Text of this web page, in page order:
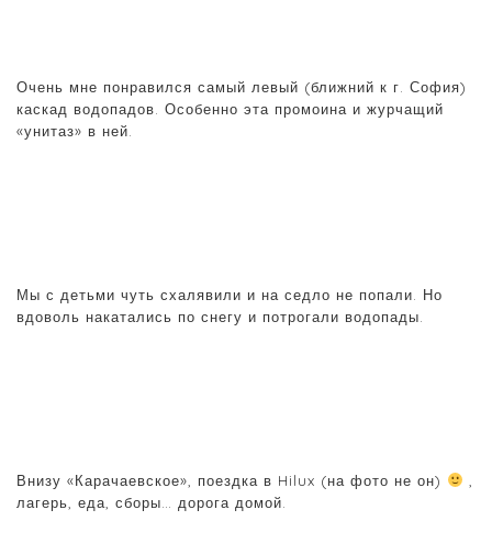
Очень мне понравился самый левый (ближний к г. София)
каскад водопадов. Особенно эта промоина и журчащий
«унитаз» в ней.
Мы с детьми чуть схалявили и на седло не попали. Но
вдоволь накатались по снегу и потрогали водопады.
Внизу «Карачаевское», поездка в Hilux (на фото не он)
лагерь, еда, сборы… дорога домой.